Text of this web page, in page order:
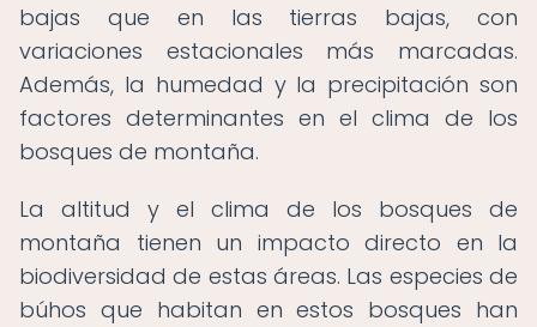
bajas que en las tierras bajas, con
variaciones estacionales más marcadas.
Además, la humedad y la precipitación son
factores determinantes en el clima de los
bosques de montaña.
La altitud y el clima de los bosques de
montaña tienen un impacto directo en la
biodiversidad de estas áreas. Las especies de
búhos que habitan en estos bosques han